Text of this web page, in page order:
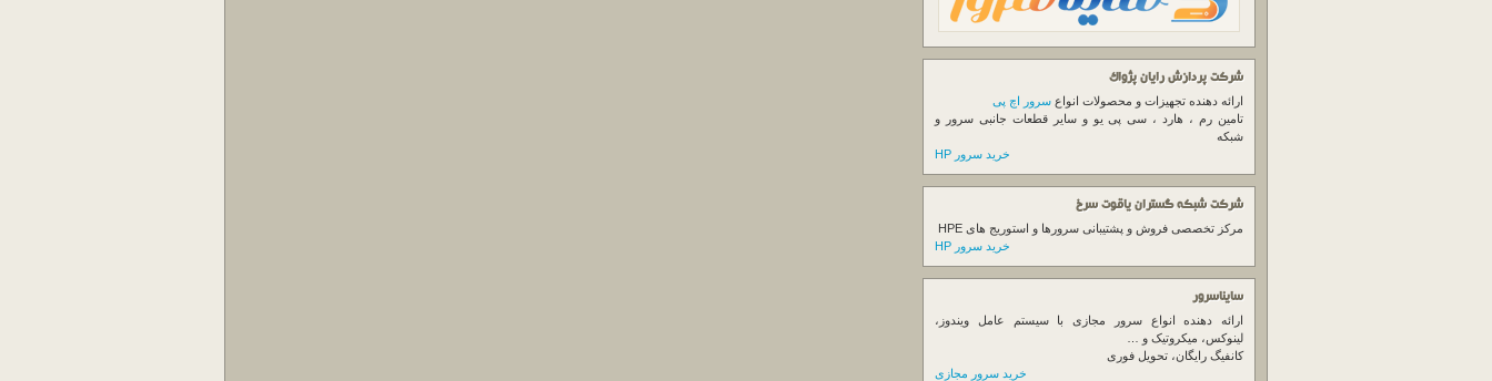
شرکت پردازش رایان پژواک
ارائه دهنده تجهیزات و محصولات انواع سرور اچ پی
تامین رم ، هارد ، سی پی یو و سایر قطعات جانبی سرور و
شبکه
خرید سرور HP
شرکت شبکه گستران یاقوت سرخ
مرکز تخصصی فروش و پشتیبانی سرورها و استوریج های HPE
خرید سرور HP
سایناسرور
ارائه دهنده انواع سرور مجازی با سیستم عامل ویندوز،
لینوکس، میکروتیک و …
کانفیگ رایگان، تحویل فوری
خرید سرور مجازی